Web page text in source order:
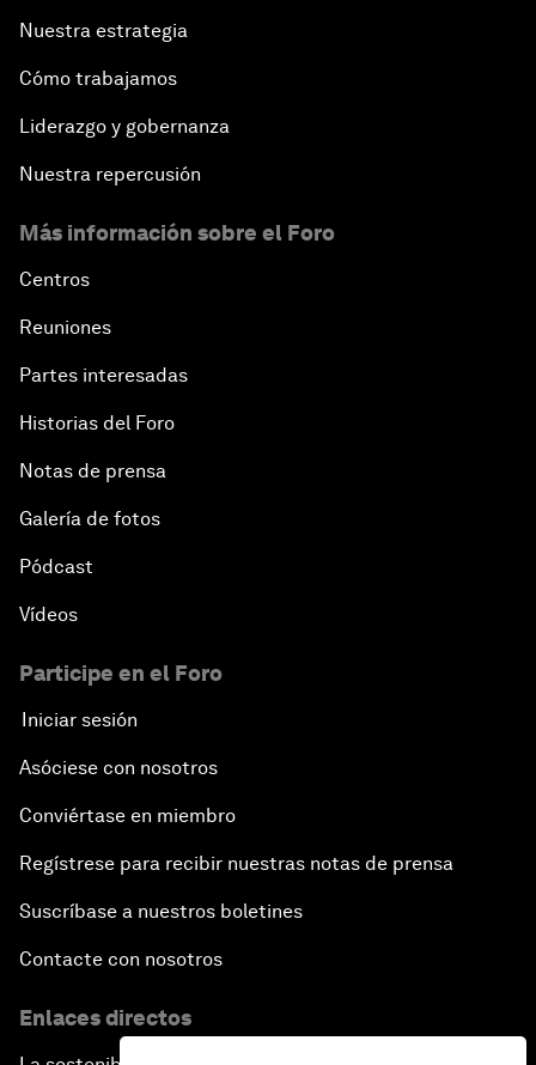
Nuestra estrategia
Cómo trabajamos
Liderazgo y gobernanza
Nuestra repercusión
Más información sobre el Foro
Centros
Reuniones
Partes interesadas
Historias del Foro
Notas de prensa
Galería de fotos
Pódcast
Vídeos
Participe en el Foro
Iniciar sesión
Asóciese con nosotros
Conviértase en miembro
Regístrese para recibir nuestras notas de prensa
Suscríbase a nuestros boletines
Contacte con nosotros
Enlaces directos